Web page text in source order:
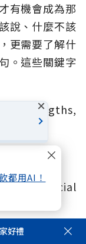
都用AI！
有機會成為那
說、什麼不該
更需要了解什
。這些關鍵字
strengths,
驗
the crucial
象深刻
好禮
×